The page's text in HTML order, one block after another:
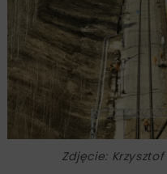
Zdjęcie: